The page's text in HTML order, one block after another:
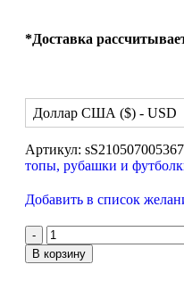
*Доставка
Доллар США ($) - USD
Артикул:
топы, рубашки и
Добавить в список
В корзину